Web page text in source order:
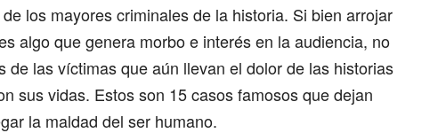
los mayores criminales de la historia. Si bien arrojar
algo que genera morbo e interés en la audiencia, no
de las víctimas que aún llevan el dolor de las historias
sus vidas. Estos son 15 casos famosos que dejan
la maldad del ser humano.